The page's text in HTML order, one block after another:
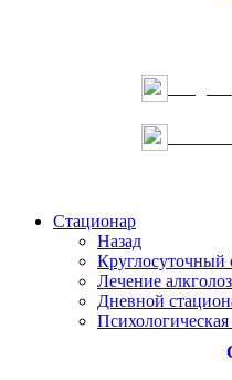
Стационар
Назад
Круглосуточный
Лечение
Дневной